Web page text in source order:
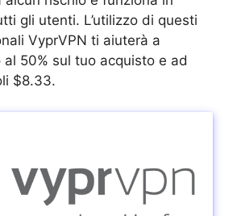
gli utenti. L’utilizzo di questi
VyprVPN ti aiuterà a
50% sul tuo acquisto e ad
$8.33.